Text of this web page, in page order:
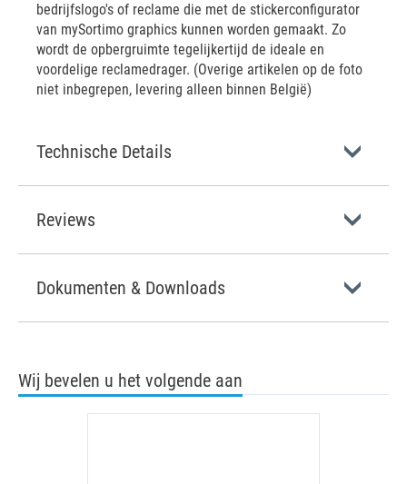
bedrijfslogo's of reclame die met de stickerconfigurator
van mySortimo graphics kunnen worden gemaakt. Zo
wordt de opbergruimte tegelijkertijd de ideale en
voordelige reclamedrager. (Overige artikelen op de foto
niet inbegrepen, levering alleen binnen België)
Technische Details
Reviews
Dokumenten & Downloads
Wij bevelen u het volgende aan